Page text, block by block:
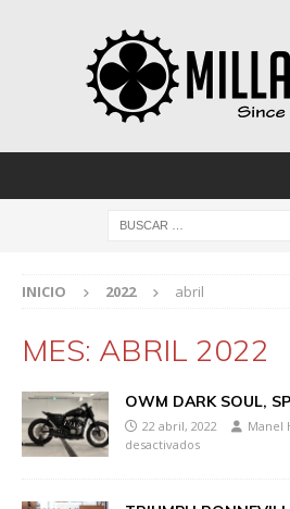
INICIO 2022 abril
MES: ABRIL 2022
OWM DARK SOUL,
22 abril, 2022 Manel
desactivados